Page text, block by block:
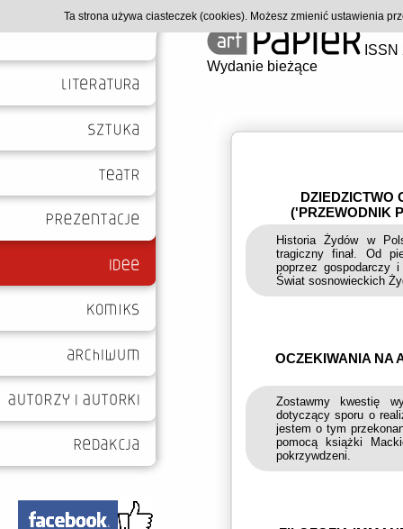
Wydanie bieżące
DZIEDZICTWO
('PRZEWODNIK
Historia Żydów w
tragiczny finał. Od
poprzez gospodarczy
Świat sosnowieckich
OCZEKIWANIA NA
Zostawmy kwestię
dotyczący sporu o
jestem o tym
pomocą książki
pokrzywdzeni.
Ta strona używa ciasteczek (cookies). Możesz zmienić ustawienia